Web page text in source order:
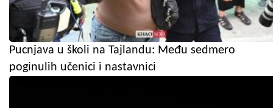
Pucnjava u školi na Tajlandu: Među sedmero
poginulih učenici i nastavnici